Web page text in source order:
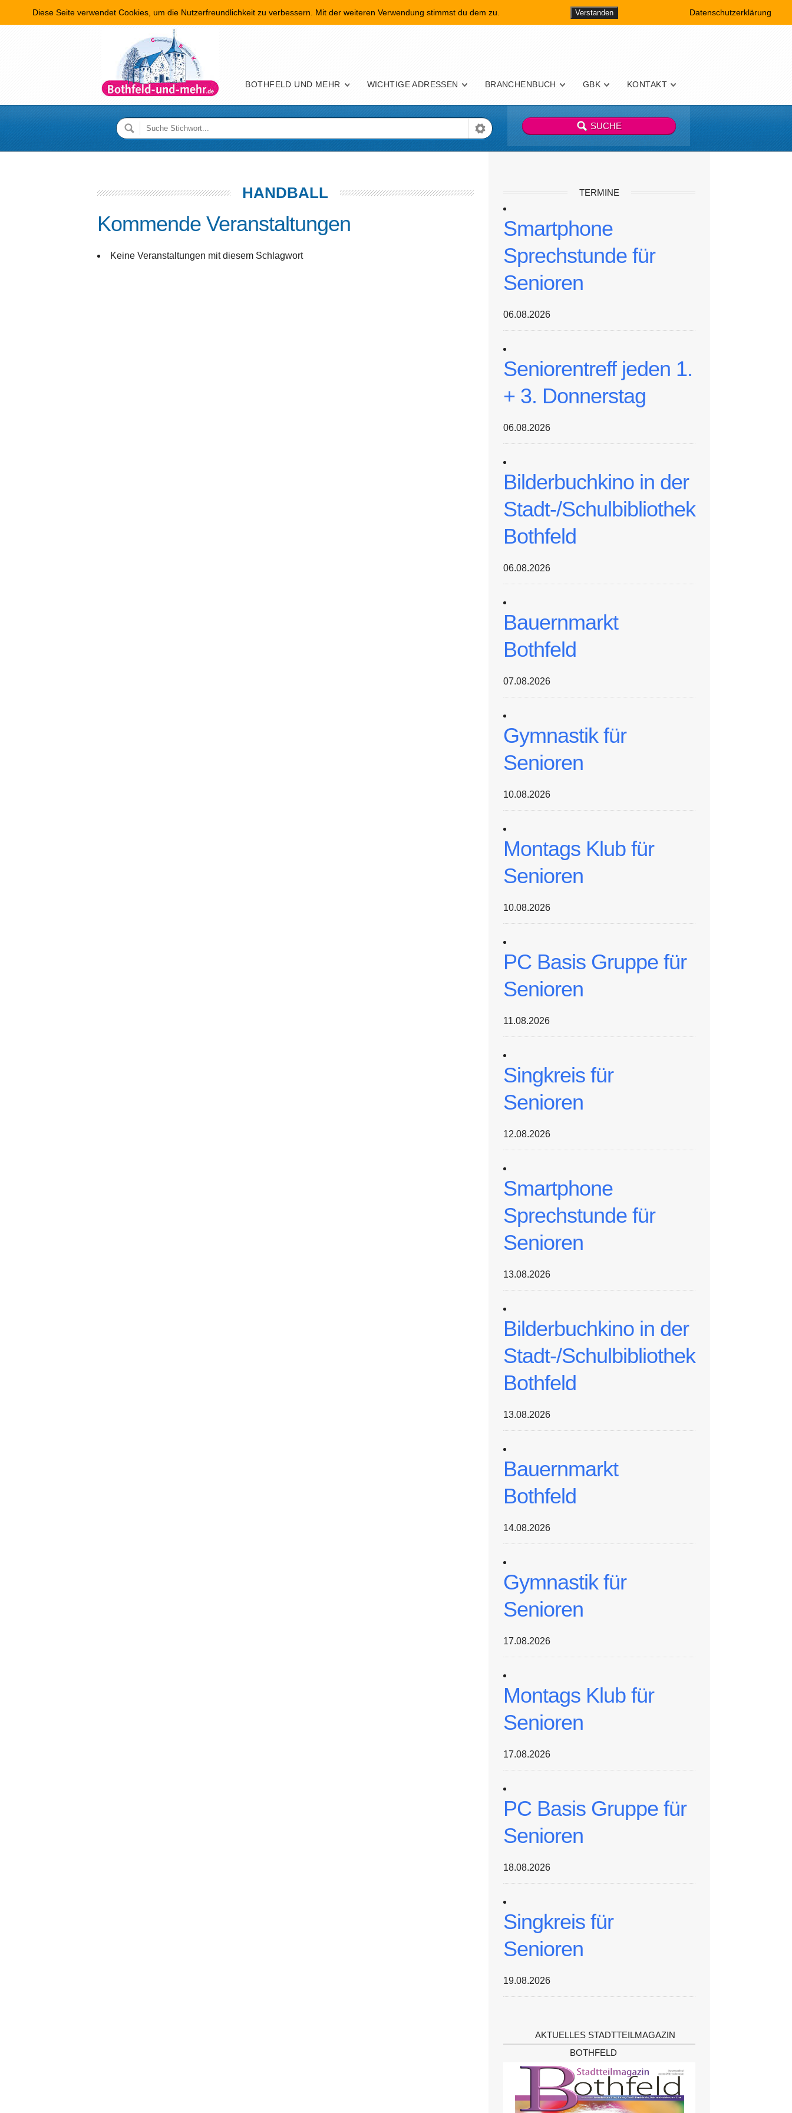
Hauptmenü
BOTHFELD UND MEHR WICHTIGE ADRESSEN BRANCHENBUCH GBK KONTAKT
HANDBALL
Kommende Veranstaltungen
Keine Veranstaltungen mit diesem Schlagwort
TERMINE
Smartphone
Sprechstunde für
Senioren
06.08.2026
Seniorentreff jeden 1.
+ 3. Donnerstag
06.08.2026
Bilderbuchkino in der
Stadt-/Schulbibliothek
Bothfeld
06.08.2026
Bauernmarkt
Bothfeld
07.08.2026
Gymnastik für
Senioren
10.08.2026
Montags Klub für
Senioren
10.08.2026
PC Basis Gruppe für
Senioren
11.08.2026
Singkreis für
Senioren
12.08.2026
Smartphone
Sprechstunde für
Senioren
13.08.2026
Bilderbuchkino in der
Stadt-/Schulbibliothek
Bothfeld
13.08.2026
Bauernmarkt
Bothfeld
14.08.2026
Gymnastik für
Senioren
17.08.2026
Montags Klub für
Senioren
17.08.2026
PC Basis Gruppe für
Senioren
18.08.2026
Singkreis für
Senioren
19.08.2026
AKTUELLES STADTTEILMAGAZIN
BOTHFELD
Diese Seite verwendet Cookies, um die Nutzerfreundlichkeit zu verbessern. Mit der weiteren Verwendung stimmst du dem zu. Verstanden Datenschutzerklärung